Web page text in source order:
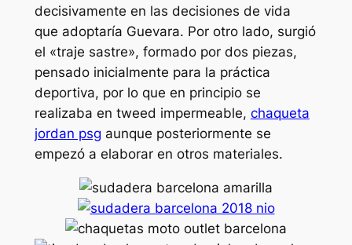
decisivamente en las decisiones de vida
que adoptaría Guevara. Por otro lado, surgió
el «traje sastre», formado por dos piezas,
pensado inicialmente para la práctica
deportiva, por lo que en principio se
realizaba en tweed impermeable, chaqueta
jordan psg aunque posteriormente se
empezó a elaborar en otros materiales.